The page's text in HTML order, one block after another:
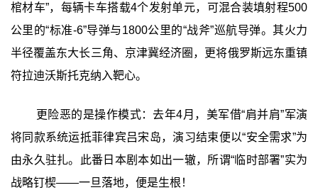
棺材车”，每辆卡车搭载4个发射单元，可混合装填射程500
公里的“标准-6”导弹与1800公里的“战斧”巡航导弹。其火力
半径覆盖东大长三角、京津冀经济圈，更将俄罗斯远东重镇
符拉迪沃斯托克纳入靶心。
更险恶的是操作模式：去年4月，美军借“肩并肩”军演
将同款系统运抵菲律宾吕宋岛，演习结束便以“安全需求”为
由永久驻扎。此番日本剧本如出一辙，所谓“临时部署”实为
战略钉楔——一旦落地，便是生根！